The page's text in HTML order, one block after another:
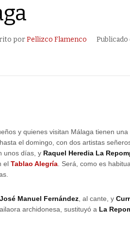
porPellizco Flamenco
y quienes visitan Málaga tienen una
el domingo, con dos artistas
unos días, y Raquel Heredia La
elTablao Alegría . Será, como es
José Manuel Fernández , al cante, y
archidonesa, sustituyó a La